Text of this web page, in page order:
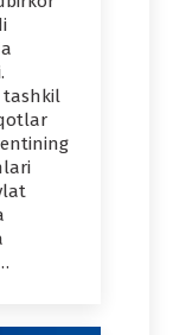
tashkil